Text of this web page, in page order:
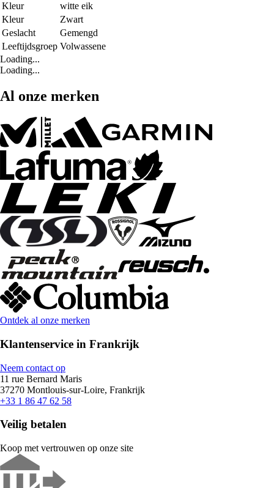
Kleur
witte eik
Kleur
Zwart
Geslacht
Gemengd
Leeftijdsgroep Volwassene
Loading...
Loading...
Al onze merken
Ontdek al onze merken
Klantenservice in Frankrijk
Neem contact op
11 rue Bernard Maris
37270 Montlouis-sur-Loire, Frankrijk
+33 1 86 47 62 58
Veilig betalen
Koop met vertrouwen op onze site